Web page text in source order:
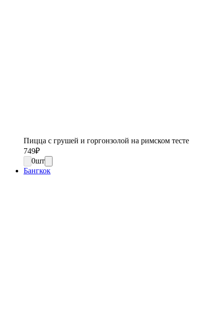
Пицца с грушей и горгонзолой на римском тесте
749₽
0шт
Бангкок